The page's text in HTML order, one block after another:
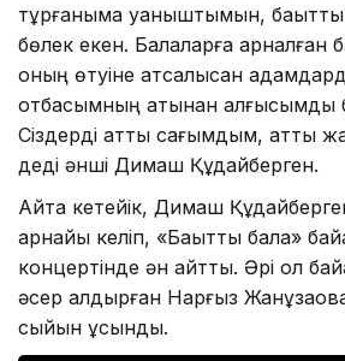
тұрғаныма қуаныштымын,
бөлек екен. Балаларға арналған
оның өтуіне атсалысқан
отбасымның атынан алғысымды
Сіздерді қатты сағымдым, қатты
деді әнші Димаш Құдайберген.
Айта кетейік, Димаш
арнайы келіп, «Бақытты бала»
концертінде ән айтты. Әрі ол
әсер қалдырған Нарғыз
сыйын ұсынды.